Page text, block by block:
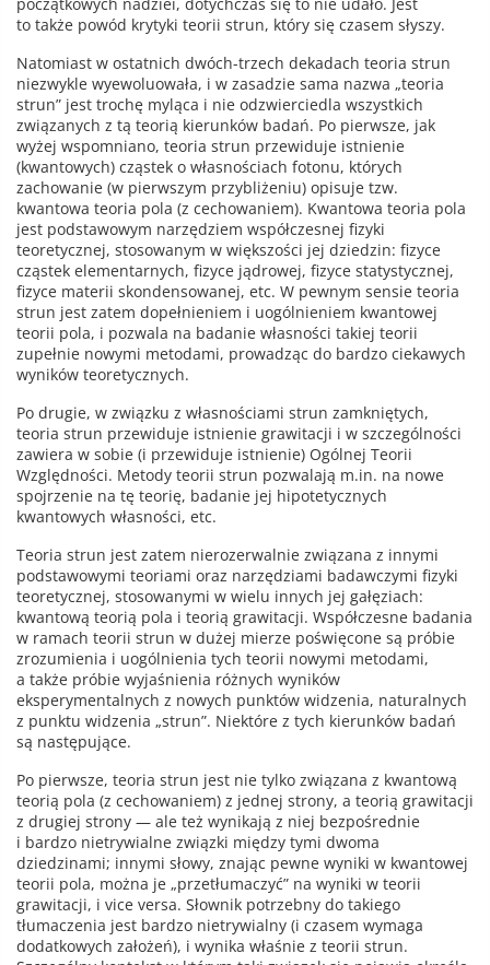
to także powód krytyki teorii strun, który się czasem słyszy.
Natomiast w ostatnich dwóch-trzech dekadach teoria strun
niezwykle wyewoluowała, i w zasadzie sama nazwa „teoria
strun” jest trochę myląca i nie odzwierciedla wszystkich
związanych z tą teorią kierunków badań. Po pierwsze, jak
wyżej wspomniano, teoria strun przewiduje istnienie
(kwantowych) cząstek o własnościach fotonu, których
zachowanie (w pierwszym przybliżeniu) opisuje tzw.
kwantowa teoria pola (z cechowaniem). Kwantowa teoria pola
jest podstawowym narzędziem współczesnej fizyki
teoretycznej, stosowanym w większości jej dziedzin: fizyce
cząstek elementarnych, fizyce jądrowej, fizyce statystycznej,
fizyce materii skondensowanej, etc. W pewnym sensie teoria
strun jest zatem dopełnieniem i uogólnieniem kwantowej
teorii pola, i pozwala na badanie własności takiej teorii
zupełnie nowymi metodami, prowadząc do bardzo ciekawych
wyników teoretycznych.
Po drugie, w związku z własnościami strun zamkniętych,
teoria strun przewiduje istnienie grawitacji i w szczególności
zawiera w sobie (i przewiduje istnienie) Ogólnej Teorii
Względności. Metody teorii strun pozwalają m.in. na nowe
spojrzenie na tę teorię, badanie jej hipotetycznych
kwantowych własności, etc.
Teoria strun jest zatem nierozerwalnie związana z innymi
podstawowymi teoriami oraz narzędziami badawczymi fizyki
teoretycznej, stosowanymi w wielu innych jej gałęziach:
kwantową teorią pola i teorią grawitacji. Współczesne badania
w ramach teorii strun w dużej mierze poświęcone są próbie
zrozumienia i uogólnienia tych teorii nowymi metodami,
a także próbie wyjaśnienia różnych wyników
eksperymentalnych z nowych punktów widzenia, naturalnych
z punktu widzenia „strun”. Niektóre z tych kierunków badań
są następujące.
Po pierwsze, teoria strun jest nie tylko związana z kwantową
teorią pola (z cechowaniem) z jednej strony, a teorią grawitacji
z drugiej strony — ale też wynikają z niej bezpośrednie
i bardzo nietrywialne związki między tymi dwoma
dziedzinami; innymi słowy, znając pewne wyniki w kwantowej
teorii pola, można je „przetłumaczyć” na wyniki w teorii
grawitacji, i vice versa. Słownik potrzebny do takiego
tłumaczenia jest bardzo nietrywialny (i czasem wymaga
dodatkowych założeń), i wynika właśnie z teorii strun.